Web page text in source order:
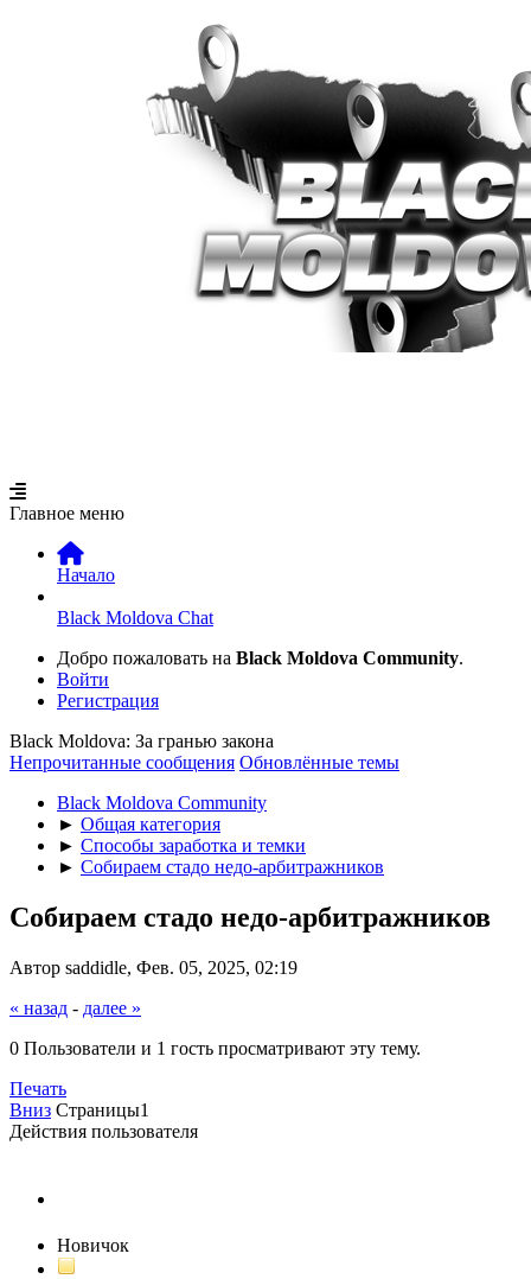
Главное меню
Начало
Black Moldova Chat
Добро пожаловать на Black Moldova Community.
Войти
Регистрация
Black Moldova: За гранью закона
Непрочитанные сообщения Обновлённые темы
Black Moldova Community
► Общая категория
► Способы заработка и темки
► Собираем стадо недо-арбитражников
Собираем стадо недо-арбитражников
Автор saddidle, Фев. 05, 2025, 02:19
« назад - далее »
0 Пользователи и 1 гость просматривают эту тему.
Печать
Вниз Страницы1
Действия пользователя
Новичок